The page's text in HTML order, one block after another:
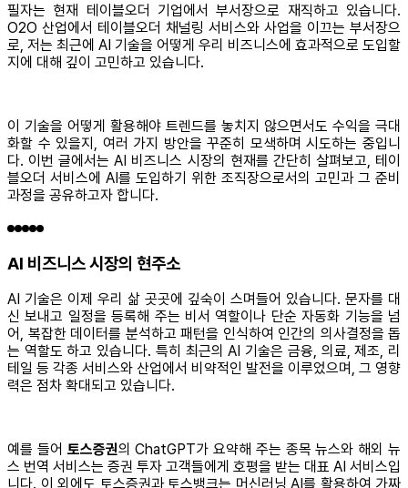
필자는 현재 테이블오더 기업에서 부서장으로 재직하고 있습니다.
O2O 산업에서 테이블오더 채널링 서비스와 사업을 이끄는 부서장으
로, 저는 최근에 AI 기술을 어떻게 우리 비즈니스에 효과적으로 도입할
지에 대해 깊이 고민하고 있습니다.
이 기술을 어떻게 활용해야 트렌드를 놓치지 않으면서도 수익을 극대
화할 수 있을지, 여러 가지 방안을 꾸준히 모색하며 시도하는 중입니
다. 이번 글에서는 AI 비즈니스 시장의 현재를 간단히 살펴보고, 테이
블오더 서비스에 AI를 도입하기 위한 조직장으로서의 고민과 그 준비
과정을 공유하고자 합니다.
AI 비즈니스 시장의 현주소
AI 기술은 이제 우리 삶 곳곳에 깊숙이 스며들어 있습니다. 문자를 대
신 보내고 일정을 등록해 주는 비서 역할이나 단순 자동화 기능을 넘
어, 복잡한 데이터를 분석하고 패턴을 인식하여 인간의 의사결정을 돕
는 역할도 하고 있습니다. 특히 최근의 AI 기술은 금융, 의료, 제조, 리
테일 등 각종 서비스와 산업에서 비약적인 발전을 이루었으며, 그 영향
력은 점차 확대되고 있습니다.
예를 들어 토스증권의 ChatGPT가 요약해 주는 종목 뉴스와 해외 뉴
스 번역 서비스는 증권 투자 고객들에게 호평을 받는 대표 AI 서비스입
니다. 이 외에도 토스증권과 토스뱅크는 머신러닝 AI를 활용하여 가짜